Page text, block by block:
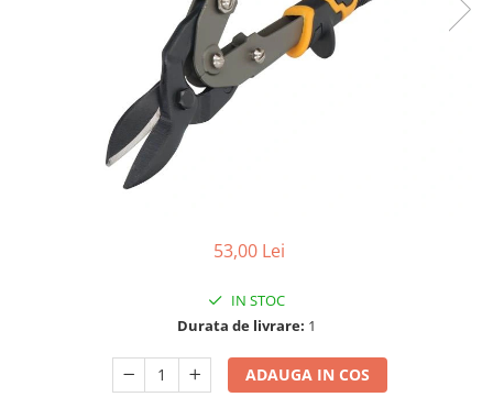
Galeti de lucru si accesorii
Imbusi si seturi de imbusi
Patenti, clesti si sfici
Pile de mana
Pistoale de spuma si silicon
Razuri si razuitoare de mana
Truse de tubulare si chei
53,00 Lei
IN STOC
Durata de livrare: 1
ADAUGA IN COS